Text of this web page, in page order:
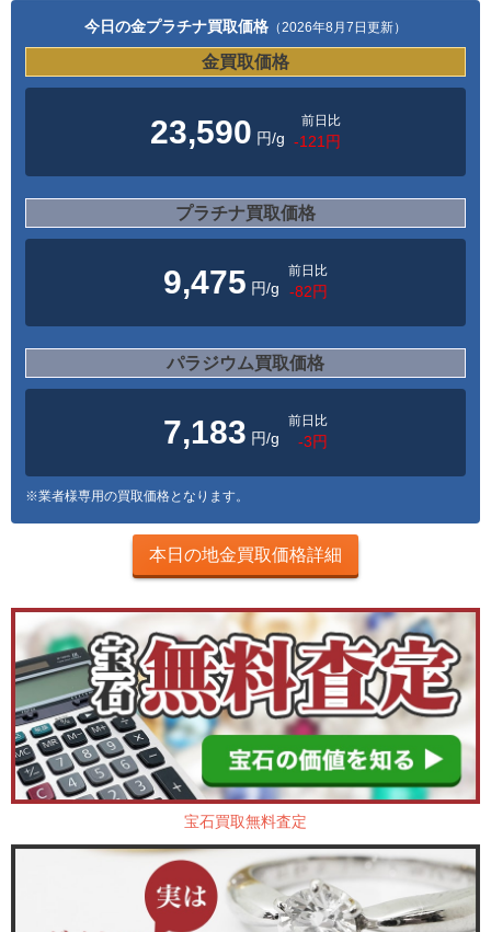
今日の金プラチナ買取価格 （2026年8月7日更新）
金買取価格
23,590 円/g
前日比
-121円
プラチナ買取価格
9,475 円/g
前日比
-82円
パラジウム買取価格
7,183 円/g
前日比
-3円
※業者様専用の買取価格となります。
本日の地金買取価格詳細
宝石買取無料査定